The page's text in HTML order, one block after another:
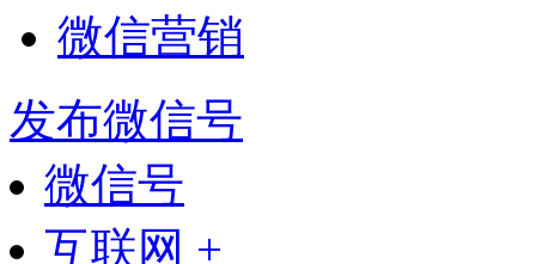
微信营销
发布微信号
微信号
互联网 +